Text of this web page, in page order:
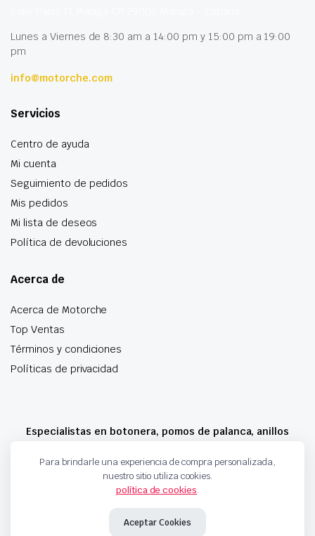
Lunes a Viernes de 8:30 am a 14:00 pm y 15:00 pm a 19:00
pm
info@motorche.com
Servicios
Centro de ayuda
Mi cuenta
Seguimiento de pedidos
Mis pedidos
Mi lista de deseos
Política de devoluciones
Acerca de
Acerca de Motorche
Top Ventas
Términos y condiciones
Políticas de privacidad
Especialistas en botonera, pomos de palanca, anillos
Copyright 2024 © Motorche Autoparts. Todos los derechos reservados
Para brindarle una experiencia de compra personalizada,
nuestro sitio utiliza cookies.
política de cookies.
Aceptar Cookies